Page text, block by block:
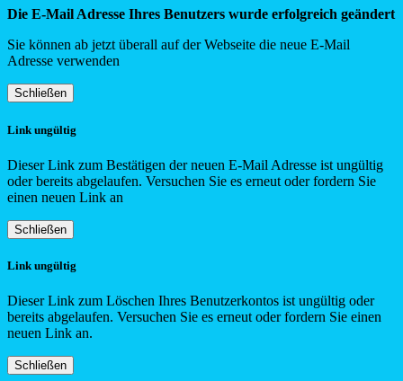
Die E-Mail Adresse Ihres Benutzers wurde erfolgreich geändert
Sie können ab jetzt überall auf der Webseite die neue E-Mail
Adresse verwenden
Schließen
Link ungültig
Dieser Link zum Bestätigen der neuen E-Mail Adresse ist ungültig
oder bereits abgelaufen. Versuchen Sie es erneut oder fordern Sie
einen neuen Link an
Schließen
Link ungültig
Dieser Link zum Löschen Ihres Benutzerkontos ist ungültig oder
bereits abgelaufen. Versuchen Sie es erneut oder fordern Sie einen
neuen Link an.
Schließen